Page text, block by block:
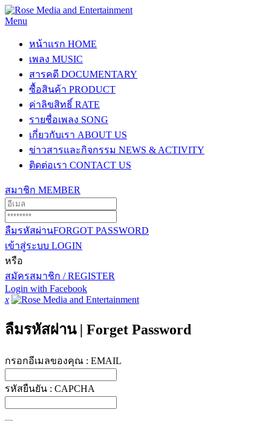
Menu
หน้าแรก HOME
เพลง MUSIC
สารคดี DOCUMENTARY
ซื้อสินค้า PRODUCT
ค่าลิขสิทธิ์ RATE
รายชื่อเพลง SONG
เกี่ยวกับเรา ABOUT US
ข่าวสารและกิจกรรม NEWS & ACTIVITY
ติดต่อเรา CONTACT US
สมาชิก MEMBER
ลืมรหัสผ่านFORGOT PASSWORD
เข้าสู่ระบบ LOGIN
หรือ
สมัครสมาชิก / REGISTER
Login with Facebook
x
ลืมรหัสผ่าน | Forget Password
กรอกอีเมลของคุณ : EMAIL
รหัสยืนยัน : CAPCHA